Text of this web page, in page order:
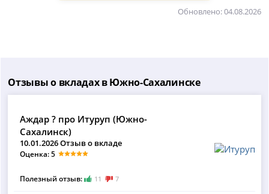
Обновлено: 04.08.2026
Отзывы о вкладах в Южно-Сахалинске
Аждар ? про Итуруп (Южно-
Сахалинск)
10.01.2026 Отзыв о вкладе
Оценка: 5
Полезный отзыв: 11 7